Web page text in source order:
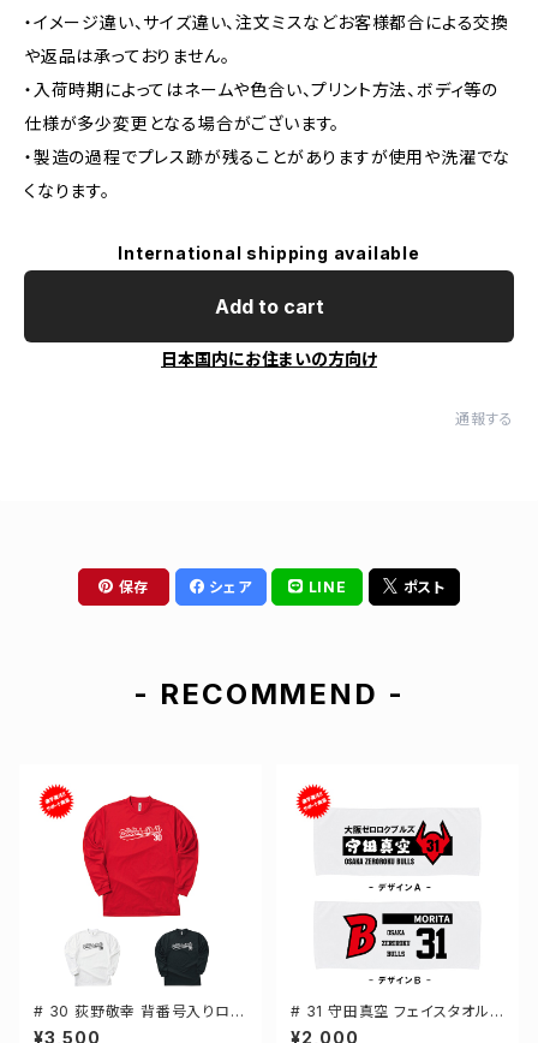
・イメージ違い、サイズ違い、注文ミスなどお客様都合による交換
や返品は承っておりません。
・入荷時期によってはネームや色合い、プリント方法、ボディ等の
仕様が多少変更となる場合がございます。
・製造の過程でプレス跡が残ることがありますが使用や洗濯でな
くなります。
International shipping available
Add to cart
日本国内にお住まいの方向け
通報する
保存 シェア LINE ポスト
- RECOMMEND -
# 30 荻野敬幸 背番号入りロゴ
ドライTシャツ 長袖 選手還元 3
¥3,500
# 31 守田真空 フェイスタオル
選手還元 2デザイン FT0144
¥2,000